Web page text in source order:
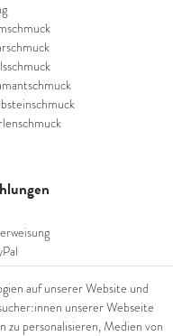
Lastschrift
auf unserer Website und
unserer Webseite
zu personalisieren, Medien von